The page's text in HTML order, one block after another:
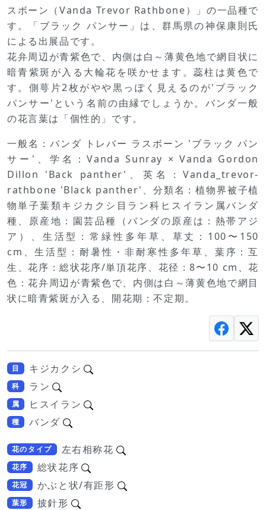
スボーン（Vanda Trevor Rathbone）」の一品種で
す。「ブラック パンサー」は、群馬県の神保康則氏
による出展品です。
花弁周辺が青紫色で、内側は白～薄黄色地で網目状に
暗青紫斑が入る大輪花を咲かせます。蕊柱は黄色で
す。側萼片2枚がやや黒っぽく見えるのが'ブラック
パンサー'という名前の由縁でしょうか。バンダ一般
の花言葉は「個性的」です。
一般名：バンダ トレバー ラスボーン 'ブラック パン
サー'、学名：Vanda Sunray × Vanda Gordon
Dillon 'Back panther'、英名：Vanda_trevor-
rathbone 'Black panther'、分類名：植物界被子植
物単子葉類キジカクシ目ラン科ヒスイラン属バンダ
種、原産地：園芸品種（バンダの原産は：熱帯アジ
ア）、生活型：常緑性多年草、草丈：100〜150
cm、生活型：耐暑性・非耐寒性多年草、葉序：互
生、花序：総状花序/単頂花序、花径：8〜10 cm、花
色：花弁周辺が青紫色で、内側は白～薄黄色地で網目
状に暗青紫斑が入る、開花期：不定期。
目 キジカクシ
科 ラン
属 ヒスイラン
種 バンダ
花のタイプ 左右相称花
花序 総状花序
花冠 かぶと状/有距形
葉形 披針形